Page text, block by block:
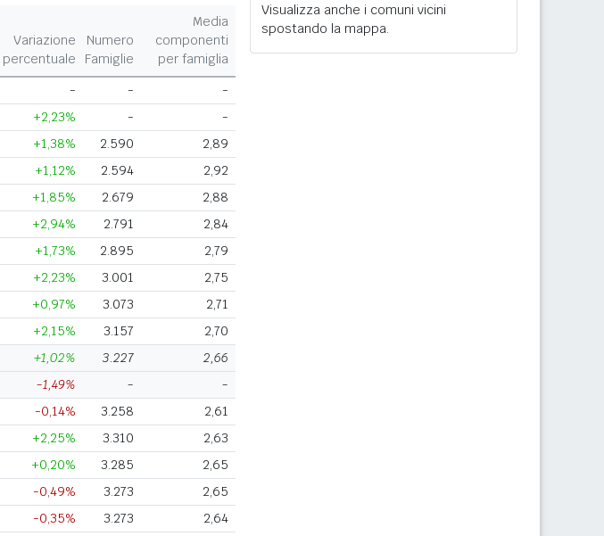
Variazione
percentuale
Numero
Famiglie
Media
componenti
per famiglia
- -
-
+2,23% -
-
+1,38% 2.590
2,89
+1,12% 2.594
2,92
+1,85% 2.679
2,88
+2,94% 2.791
2,84
+1,73% 2.895
2,79
+2,23% 3.001
2,75
+0,97% 3.073
2,71
+2,15% 3.157
2,70
+1,02% 3.227
2,66
-1,49% -
-
-0,14% 3.258
2,61
+2,25% 3.310
2,63
+0,20% 3.285
2,65
-0,49% 3.273
2,65
-0,35% 3.273
2,64
Visualizza anche i comuni vicini
spostando la mappa.